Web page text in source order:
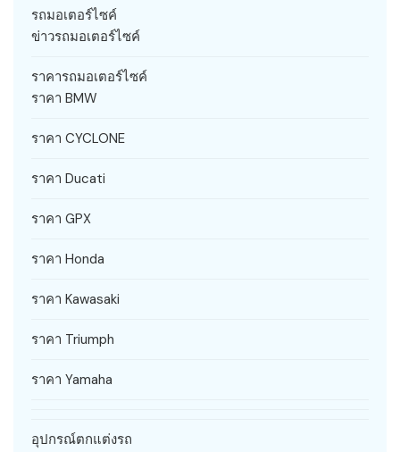
รถมอเตอร์ไซค์
ข่าวรถมอเตอร์ไซค์
ราคารถมอเตอร์ไซค์
ราคา BMW
ราคา CYCLONE
ราคา Ducati
ราคา GPX
ราคา Honda
ราคา Kawasaki
ราคา Triumph
ราคา Yamaha
อุปกรณ์ตกแต่งรถ